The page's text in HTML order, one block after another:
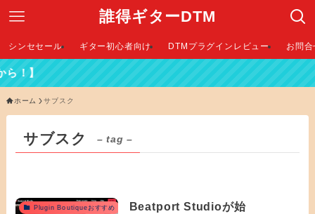
誰得ギターDTM
シンセセール ギター初心者向け DTMプラグインレビュー お問
ホーム サブスク
サブスク – tag –
Plugin Boutiqueおすすめ
Beatport Studioが始